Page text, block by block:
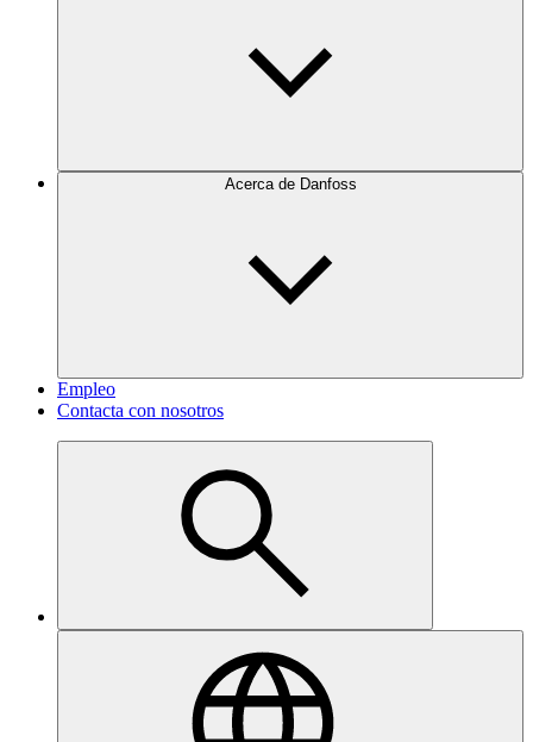
Acerca de Danfoss
Empleo
Contacta con nosotros